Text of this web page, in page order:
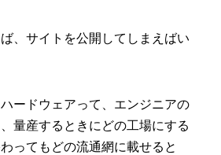
、サイトを公開してしまえばい
ハードウェアって、エンジニアの
量産するときにどの工場にする
ってもどの流通網に載せると